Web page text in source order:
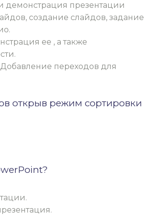
демонстрация презентации
создание слайдов, задание
ее , а также
переходов для
открыв режим сортировки